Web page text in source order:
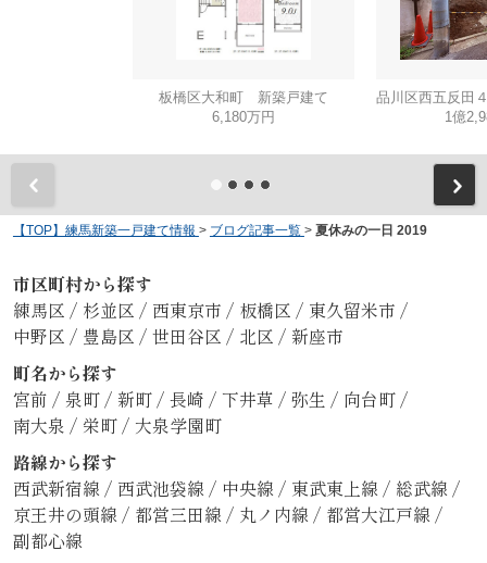
板橋区大和町 新築戸建て
6,180万円
1億
【TOP】練馬新築一戸建て情報 > ブログ記事一覧 > 夏休みの一日 2019
市区町村から探す
練馬区 / 杉並区 / 西東京市 / 板橋区 / 東久留米市 /
中野区 / 豊島区 / 世田谷区 / 北区 / 新座市
町名から探す
宮前 / 泉町/ 新町/ 長崎 / 下井草 / 弥生 / 向台町/
南大泉 / 栄町/ 大泉学園町
路線から探す
西武新宿線/ 西武池袋線/ 中央線/ 東武東上線/ 総武線/
京王井の頭線/ 都営三田線/ 丸ノ内線/ 都営大江戸線/
副都心線